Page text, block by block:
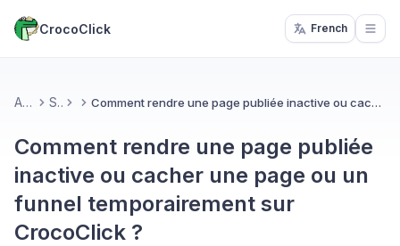
CrocoClick French
Accueil Sites Comment rendre une page publiée inactive ou cacher une page ou un funnel temporairement sur CrocoClick ?
Comment rendre une page publiée
inactive ou cacher une page ou un
funnel temporairement sur
CrocoClick ?